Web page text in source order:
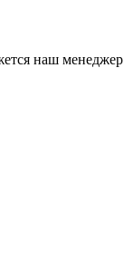
наш менеджер